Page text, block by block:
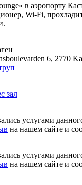
в аэропорту
Wi-Fi,
6, 2770
зал
услугами
на нашем сайте и
услугами
на нашем сайте и